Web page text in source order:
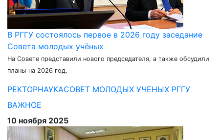
В РГГУ состоялось первое в 2026 году заседание
Совета молодых учёных
На Совете представили нового председателя, а также обсудили
планы на 2026 год.
РЕКТОРНАУКАСОВЕТ МОЛОДЫХ УЧЕНЫХ РГГУ
ВАЖНОЕ
10 ноября 2025